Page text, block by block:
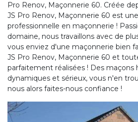
Pro Renov, Maçonnerie 60. Créée
JS Pro Renov, Maçonnerie 60 est
professionnelle en maçonnerie !
domaine, nous travaillons avec de
vous enviez d'une maçonnerie bien
JS Pro Renov, Maçonnerie 60 et
parfaitement réalisées ! Des
dynamiques et sérieux, vous n'en
nous alors faites-nous confiance !